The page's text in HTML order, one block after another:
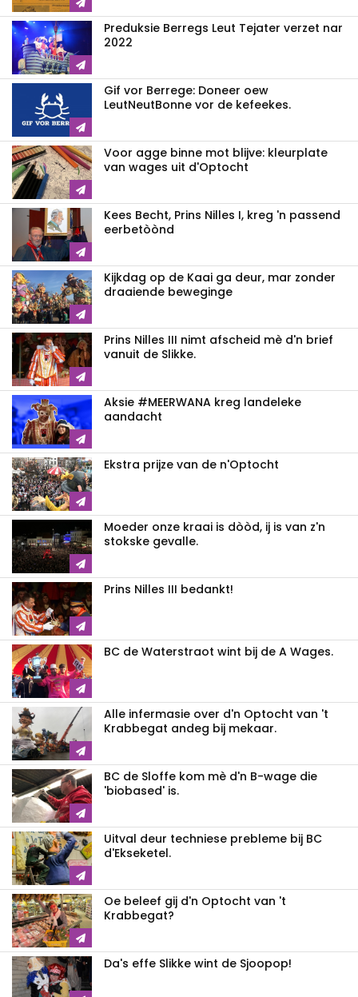
Preduksie Berregs Leut Tejater verzet nar
2022
Gif vor Berrege: Doneer oew
LeutNeutBonne vor de kefeekes.
Voor agge binne mot blijve: kleurplate
van wages uit d'Optocht
Kees Becht, Prins Nilles I, kreg 'n passend
eerbetòònd
Kijkdag op de Kaai ga deur, mar zonder
draaiende beweginge
Prins Nilles III nimt afscheid mè d'n brief
vanuit de Slikke.
Aksie #MEERWANA kreg landeleke
aandacht
Ekstra prijze van de n'Optocht
Moeder onze kraai is dòòd, ij is van z'n
stokske gevalle.
Prins Nilles III bedankt!
BC de Waterstraot wint bij de A Wages.
Alle infermasie over d'n Optocht van 't
Krabbegat andeg bij mekaar.
BC de Sloffe kom mè d'n B-wage die
'biobased' is.
Uitval deur techniese prebleme bij BC
d'Ekseketel.
Oe beleef gij d'n Optocht van 't
Krabbegat?
Da's effe Slikke wint de Sjoopop!